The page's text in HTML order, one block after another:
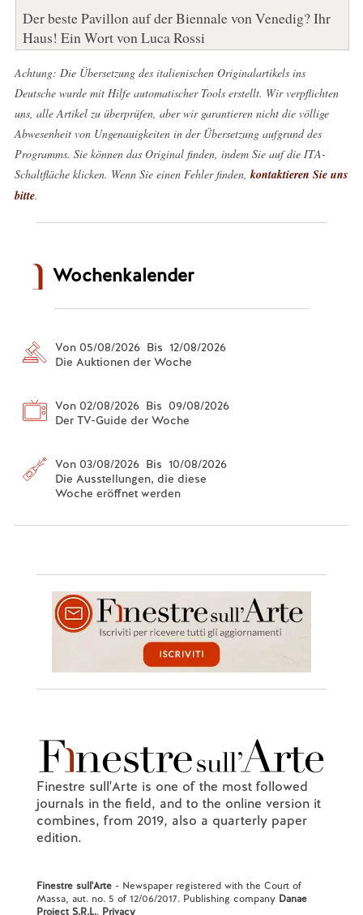
Der beste Pavillon auf der Biennale von Venedig? Ihr
Haus! Ein Wort von Luca Rossi
Achtung: Die Übersetzung des italienischen Originalartikels ins
Deutsche wurde mit Hilfe automatischer Tools erstellt. Wir verpflichten
uns, alle Artikel zu überprüfen, aber wir garantieren nicht die völlige
Abwesenheit von Ungenauigkeiten in der Übersetzung aufgrund des
Programms. Sie können das Original finden, indem Sie auf die ITA-
Schaltfläche klicken. Wenn Sie einen Fehler finden, kontaktieren Sie uns
bitte.
Wochenkalender
Von 05/08/2026 Bis 12/08/2026
Die Auktionen der Woche
Von 02/08/2026 Bis 09/08/2026
Der TV-Guide der Woche
Von 03/08/2026 Bis 10/08/2026
Die Ausstellungen, die diese
Woche eröffnet werden
Finestre sull'Arte is one of the most followed
journals in the field, and to the online version it
combines, from 2019, also a quarterly paper
edition.
Finestre sull'Arte- Newspaper registered with the Court of
Massa, aut. no. 5 of 12/06/2017. Publishing company Danae
Project S.R.L.. Privacy